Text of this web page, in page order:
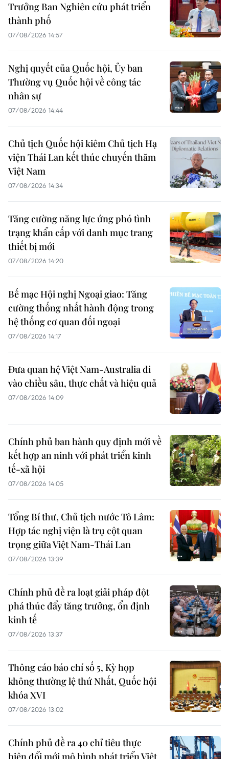
Trưởng Ban Nghiên cứu phát triển
thành phố
07/08/2026 14:57
Nghị quyết của Quốc hội, Ủy ban
Thường vụ Quốc hội về công tác
nhân sự
07/08/2026 14:44
Chủ tịch Quốc hội kiêm Chủ tịch Hạ
viện Thái Lan kết thúc chuyến thăm
Việt Nam
07/08/2026 14:34
Tăng cường năng lực ứng phó tình
trạng khẩn cấp với danh mục trang
thiết bị mới
07/08/2026 14:20
Bế mạc Hội nghị Ngoại giao: Tăng
cường thống nhất hành động trong
hệ thống cơ quan đối ngoại
07/08/2026 14:17
Đưa quan hệ Việt Nam-Australia đi
vào chiều sâu, thực chất và hiệu quả
07/08/2026 14:09
Chính phủ ban hành quy định mới về
kết hợp an ninh với phát triển kinh
tế-xã hội
07/08/2026 14:05
Tổng Bí thư, Chủ tịch nước Tô Lâm:
Hợp tác nghị viện là trụ cột quan
trọng giữa Việt Nam-Thái Lan
07/08/2026 13:39
Chính phủ đề ra loạt giải pháp đột
phá thúc đẩy tăng trưởng, ổn định
kinh tế
07/08/2026 13:37
Thông cáo báo chí số 5, Kỳ họp
không thường lệ thứ Nhất, Quốc hội
khóa XVI
07/08/2026 13:02
Chính phủ đề ra 40 chỉ tiêu thực